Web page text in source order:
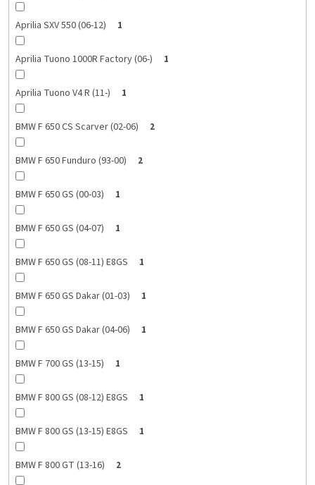
Aprilia SXV 550 (06-12) 1
Aprilia Tuono 1000R Factory (06-) 1
Aprilia Tuono V4 R (11-) 1
BMW F 650 CS Scarver (02-06) 2
BMW F 650 Funduro (93-00) 2
BMW F 650 GS (00-03) 1
BMW F 650 GS (04-07) 1
BMW F 650 GS (08-11) E8GS 1
BMW F 650 GS Dakar (01-03) 1
BMW F 650 GS Dakar (04-06) 1
BMW F 700 GS (13-15) 1
BMW F 800 GS (08-12) E8GS 1
BMW F 800 GS (13-15) E8GS 1
BMW F 800 GT (13-16) 2